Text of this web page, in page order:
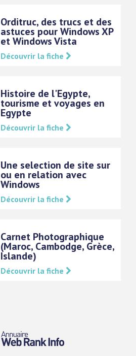
Orditruc, des trucs et des
astuces pour Windows XP
et Windows Vista
Découvrir la fiche
Histoire de l'Egypte,
tourisme et voyages en
Egypte
Découvrir la fiche
Une selection de site sur
ou en relation avec
Windows
Découvrir la fiche
Carnet Photographique
(Maroc, Cambodge, Grèce,
Islande)
Découvrir la fiche